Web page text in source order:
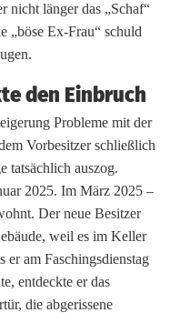
nicht länger das „Schaf“
„böse Ex-Frau“ schuld
den Einbruch
Probleme mit der
Vorbesitzer schließlich
tatsächlich auszog.
2025. Im März 2025 –
Der neue Besitzer
weil es im Keller
er am Faschingsdienstag
entdeckte er das
die abgerissene